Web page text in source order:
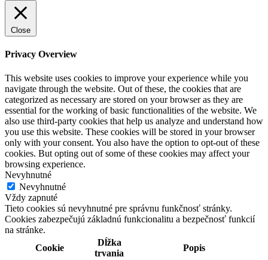
Close
Privacy Overview
This website uses cookies to improve your experience while you
navigate through the website. Out of these, the cookies that are
categorized as necessary are stored on your browser as they are
essential for the working of basic functionalities of the website. We
also use third-party cookies that help us analyze and understand how
you use this website. These cookies will be stored in your browser
only with your consent. You also have the option to opt-out of these
cookies. But opting out of some of these cookies may affect your
browsing experience.
Nevyhnutné
Nevyhnutné
Vždy zapnuté
Tieto cookies sú nevyhnutné pre správnu funkčnosť stránky.
Cookies zabezpečujú základnú funkcionalitu a bezpečnosť funkcií
na stránke.
Cookie
Dĺžka
trvania
Popis